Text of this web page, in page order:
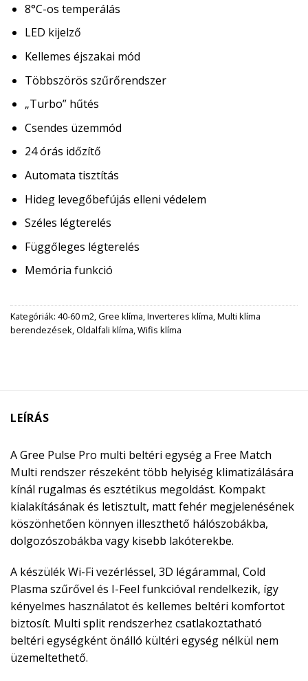
8°C-os temperálás
LED kijelző
Kellemes éjszakai mód
Többszörös szűrőrendszer
„Turbo” hűtés
Csendes üzemmód
24 órás időzítő
Automata tisztítás
Hideg levegőbefújás elleni védelem
Széles légterelés
Függőleges légterelés
Memória funkció
Kategóriák: 40-60 m2,Gree klíma,Inverteres klíma,Multi klíma
berendezések,Oldalfali klíma,Wifis klíma
LEÍRÁS
A Gree Pulse Pro multi beltéri egység a Free Match
Multi rendszer részeként több helyiség klimatizálására
kínál rugalmas és esztétikus megoldást. Kompakt
kialakításának és letisztult, matt fehér megjelenésének
köszönhetően könnyen illeszthető hálószobákba,
dolgozószobákba vagy kisebb lakóterekbe.
A készülék Wi-Fi vezérléssel, 3D légárammal, Cold
Plasma szűrővel és I-Feel funkcióval rendelkezik, így
kényelmes használatot és kellemes beltéri komfortot
biztosít. Multi split rendszerhez csatlakoztatható
beltéri egységként önálló kültéri egység nélkül nem
üzemeltethető.